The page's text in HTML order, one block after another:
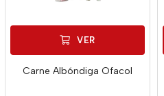
VER
Carne Albóndiga Ofacol